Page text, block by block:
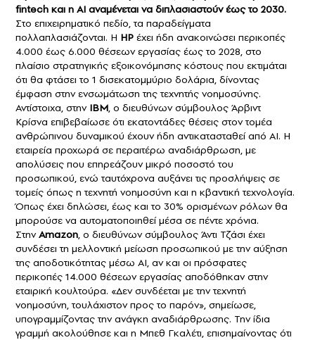
fintech και η AI αναμένεται να διπλασιαστούν έως το 2030.
Στο επιχειρηματικό πεδίο, τα παραδείγματα
πολλαπλασιάζονται. Η HP έχει ήδη ανακοινώσει περικοπές
4.000 έως 6.000 θέσεων εργασίας έως το 2028, στο
πλαίσιο στρατηγικής εξοικονόμησης κόστους που εκτιμάται
ότι θα φτάσει το 1 δισεκατομμύριο δολάρια, δίνοντας
έμφαση στην ενσωμάτωση της τεχνητής νοημοσύνης.
Αντίστοιχα, στην IBM, ο διευθύνων σύμβουλος Άρβιντ
Κρίσνα επιβεβαίωσε ότι εκατοντάδες θέσεις στον τομέα
ανθρώπινου δυναμικού έχουν ήδη αντικατασταθεί από AI. Η
εταιρεία προχωρά σε περαιτέρω αναδιάρθρωση, με
απολύσεις που επηρεάζουν μικρό ποσοστό του
προσωπικού, ενώ ταυτόχρονα αυξάνει τις προσλήψεις σε
τομείς όπως η τεχνητή νοημοσύνη και η κβαντική τεχνολογία.
Όπως έχει δηλώσει, έως και το 30% ορισμένων ρόλων θα
μπορούσε να αυτοματοποιηθεί μέσα σε πέντε χρόνια.
ΣτηνAmazon, ο διευθύνων σύμβουλος Άντι Τζάσι έχει
συνδέσει τη μελλοντική μείωση προσωπικού με την αύξηση
της αποδοτικότητας μέσω AI, αν και οι πρόσφατες
περικοπές 14.000 θέσεων εργασίας αποδόθηκαν στην
εταιρική κουλτούρα. «Δεν συνδέεται με την τεχνητή
νοημοσύνη, τουλάχιστον προς το παρόν», σημείωσε,
υπογραμμίζοντας την ανάγκη αναδιάρθρωσης. Την ίδια
γραμμή ακολούθησε και η Μπεθ Γκαλέτι, επισημαίνοντας ότι